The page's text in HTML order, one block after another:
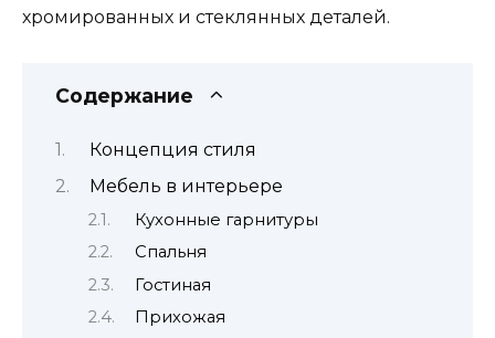
хромированных и стеклянных деталей.
Содержание
Концепция стиля
Мебель в интерьере
Кухонные гарнитуры
Спальня
Гостиная
Прихожая